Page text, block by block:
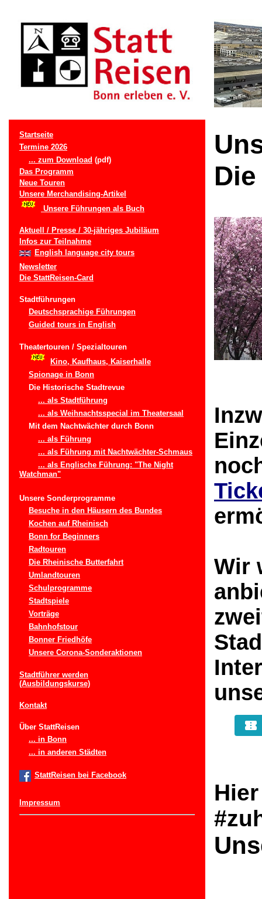
Startseite
Termine 2026
... zum Download (pdf)
Das Programm
Neue Touren
Unsere Merchandising-Artikel
Unsere Führungen als Buch
Aktuell / Presse / 30-jähriges Jubiläum
Infos zur Teilnahme
English language city tours
Newsletter
Die StattReisen-Card
Stadtführungen
Deutschsprachige Führungen
Guided tours in English
Theatertouren / Spezialtouren
Kino, Kaufhaus, Kaiserhalle
Spionage in Bonn
Die Historische Stadtrevue
... als Stadtführung
... als Weihnachtsspecial im Theatersaal
Mit dem Nachtwächter durch Bonn
... als Führung
... als Führung mit Nachtwächter-Schmaus
... als Englische Führung: "The Night
Watchman"
Unsere Sonderprogramme
Besuche in den Häusern des Bundes
Kochen auf Rheinisch
Bonn for Beginners
Radtouren
Die Rheinische Butterfahrt
Umlandtouren
Schulprogramme
Stadtspiele
Vorträge
Bahnhofstour
Bonner Friedhöfe
Unsere Corona-Sonderaktionen
Stadtführer werden
(Ausbildungskurse)
Kontakt
Über StattReisen
... in Bonn
... in anderen Städten
StattReisen bei Facebook
Impressum
Wir